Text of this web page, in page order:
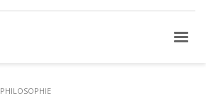
PHILOSOPHIE